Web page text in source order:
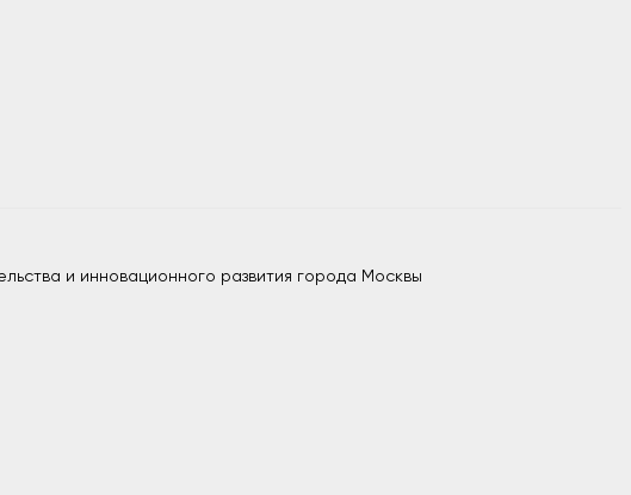
и инновационного развития города Москвы